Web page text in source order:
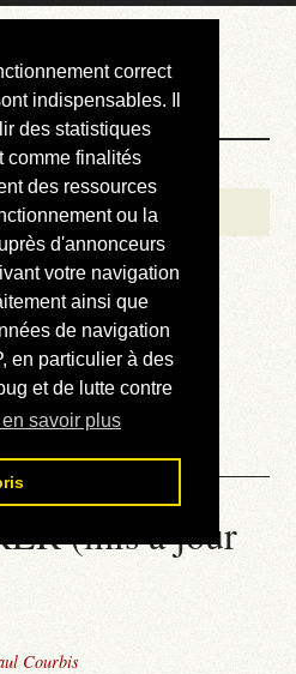
correct
indispensables. Il
des statistiques
comme finalités
des ressources
ou la
d'annonceurs
votre navigation
ainsi que
de navigation
en particulier à des
et de lutte contre
en savoir plus
(mis à jour
Courbis